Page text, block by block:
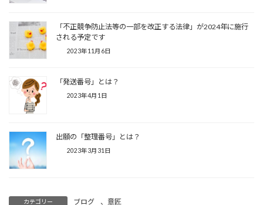
「不正競争防止法等の一部を改正する法律」が2024年に施行
される予定です
2023年11月6日
「発送番号」とは？
2023年4月1日
出願の「整理番号」とは？
2023年3月31日
カテゴリー ブログ 、 意匠